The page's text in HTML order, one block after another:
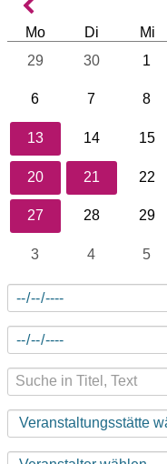
Mo Di Mi
29
30 1
6 7 8
13 14 15
20 21 22
27 28 29
3 4 5